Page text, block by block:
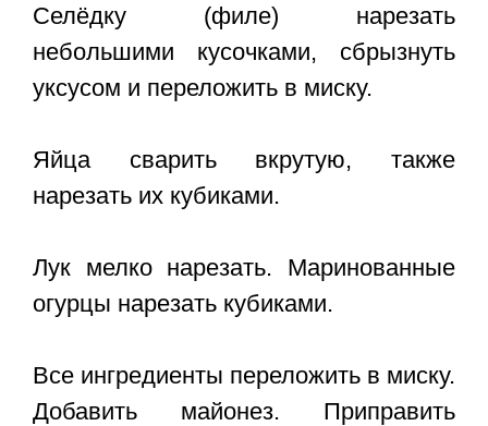
Селёдку (филе) нарезать
небольшими кусочками, сбрызнуть
уксусом и переложить в миску.
Яйца сварить вкрутую, также
нарезать их кубиками.
Лук мелко нарезать. Маринованные
огурцы нарезать кубиками.
Все ингредиенты переложить в миску.
Добавить майонез. Приправить